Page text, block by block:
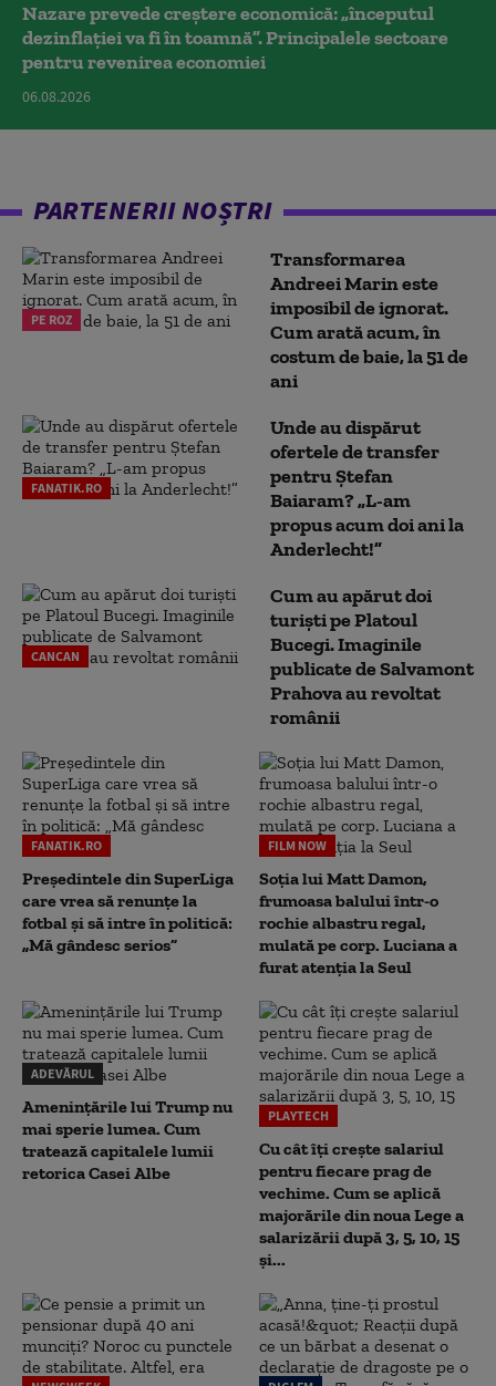
Nazare prevede creștere economică: „începutul
dezinflației va fi în toamnă”. Principalele sectoare
pentru revenirea economiei
06.08.2026
PARTENERII NOȘTRI
PE ROZ
Transformarea
Andreei Marin este
imposibil de ignorat.
Cum arată acum, în
costum de baie, la 51 de
ani
FANATIK.RO
Unde au dispărut
ofertele de transfer
pentru Ștefan
Baiaram? „L-am
propus acum doi ani la
Anderlecht!”
CANCAN
Cum au apărut doi
turiști pe Platoul
Bucegi. Imaginile
publicate de Salvamont
Prahova au revoltat
românii
FANATIK.RO
Președintele din SuperLiga
care vrea să renunțe la
fotbal și să intre în politică:
„Mă gândesc serios”
FILM NOW
Soția lui Matt Damon,
frumoasa balului într-o
rochie albastru regal,
mulată pe corp. Luciana a
furat atenția la Seul
ADEVĂRUL
Amenințările lui Trump nu
mai sperie lumea. Cum
tratează capitalele lumii
retorica Casei Albe
PLAYTECH
Cu cât îți crește salariul
pentru fiecare prag de
vechime. Cum se aplică
majorările din noua Lege a
salarizării după 3, 5, 10, 15
și...